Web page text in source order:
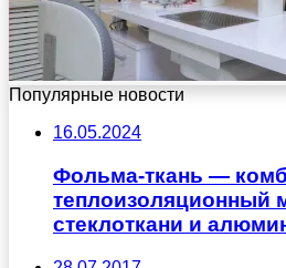
Популярные новости
16.05.2024
Фольма-ткань —
теплоизоляционный
стеклоткани и